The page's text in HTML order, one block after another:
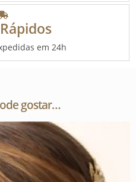
em 24h
gostar…